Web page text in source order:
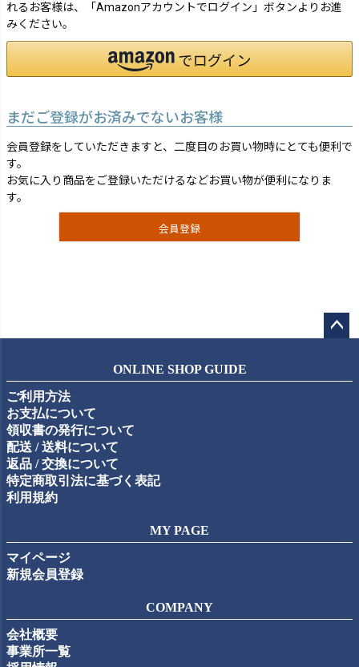
れるお客様は、「Amazonアカウントでログイン」ボタンよりお進
みください。
まだご登録がお済みでないお客様
会員登録をしていただきますと、二度目のお買い物時にとても便利で
す。
お気に入り商品をご登録いただけるなどお買い物が便利になりま
す。
会員登録
ップ
ONLINE SHOP GUIDE
ご利用方法
お支払について
領収書の発行について
配送 / 送料について
返品 / 交換について
特定商取引法に基づく表記
利用規約
MY PAGE
マイページ
新規会員登録
COMPANY
会社概要
事業所一覧